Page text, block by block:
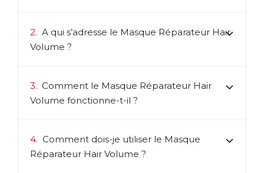
2. A qui s’adresse le Masque Réparateur Hair
Volume ?
3. Comment le Masque Réparateur Hair
Volume fonctionne-t-il ?
4. Comment dois-je utiliser le Masque
Réparateur Hair Volume ?